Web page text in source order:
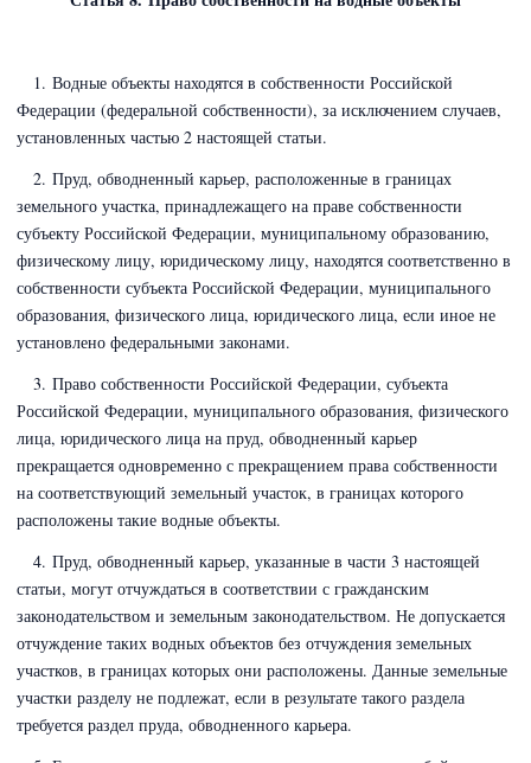
1. Водные объекты находятся в собственности Российской
Федерации (федеральной собственности), за исключением случаев,
установленных частью 2 настоящей статьи.
2. Пруд, обводненный карьер, расположенные в границах
земельного участка, принадлежащего на праве собственности
субъекту Российской Федерации, муниципальному образованию,
физическому лицу, юридическому лицу, находятся соответственно в
собственности субъекта Российской Федерации, муниципального
образования, физического лица, юридического лица, если иное не
установлено федеральными законами.
3. Право собственности Российской Федерации, субъекта
Российской Федерации, муниципального образования, физического
лица, юридического лица на пруд, обводненный карьер
прекращается одновременно с прекращением права собственности
на соответствующий земельный участок, в границах которого
расположены такие водные объекты.
4. Пруд, обводненный карьер, указанные в части 3 настоящей
статьи, могут отчуждаться в соответствии с гражданским
законодательством и земельным законодательством. Не допускается
отчуждение таких водных объектов без отчуждения земельных
участков, в границах которых они расположены. Данные земельные
участки разделу не подлежат, если в результате такого раздела
требуется раздел пруда, обводненного карьера.